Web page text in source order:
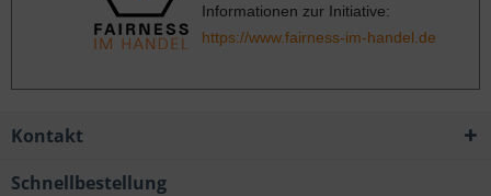
Informationen zur Initiative:
https://www.fairness-im-handel.de
Kontakt
Schnellbestellung